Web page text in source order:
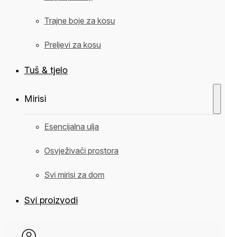
Trajne boje za kosu
Preljevi za kosu
Tuš & tjelo
Mirisi
Esencijalna ulja
Osvježivači prostora
Svi mirisi za dom
Svi proizvodi